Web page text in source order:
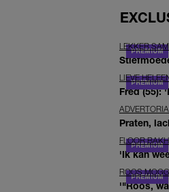
LEKKER
LIEVE
Fred (55):
Praten,
FLOOR
'Ik kan
ROOS
'"Roos,